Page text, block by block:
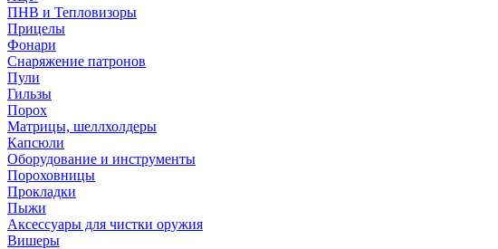
ПНВ и Тепловизоры
Прицелы
Фонари
Снаряжение патронов
Пули
Гильзы
Порох
Матрицы, шеллхолдеры
Капсюли
Оборудование и инструменты
Пороховницы
Прокладки
Пыжи
Аксессуары для чистки оружия
Вишеры